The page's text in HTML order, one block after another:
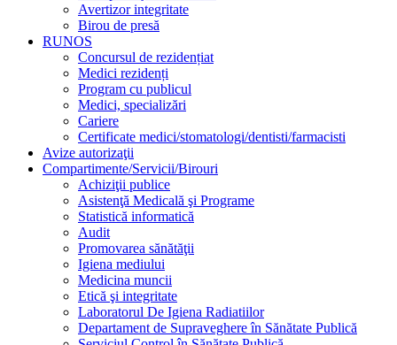
Avertizor integritate
Birou de presă
RUNOS
Concursul de rezidențiat
Medici rezidenți
Program cu publicul
Medici, specializări
Cariere
Certificate medici/stomatologi/dentisti/farmacisti
Avize autorizaţii
Compartimente/Servicii/Birouri
Achiziţii publice
Asistenţă Medicală şi Programe
Statistică informatică
Audit
Promovarea sănătăţii
Igiena mediului
Medicina muncii
Etică şi integritate
Laboratorul De Igiena Radiatiilor
Departament de Supraveghere în Sănătate Publică